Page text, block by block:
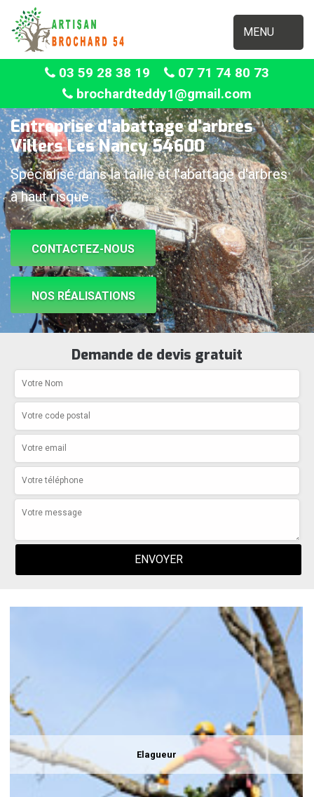
MENU
03 59 28 38 19
07 71 74 80 73
brochardteddy1@gmail.com
Entreprise d'abattage d'arbres
Villers Les Nancy 54600
Spécialisé dans la taille et l'abattage d'arbres
à haut risque
CONTACTEZ-NOUS
NOS RÉALISATIONS
Demande de devis gratuit
Elagueur